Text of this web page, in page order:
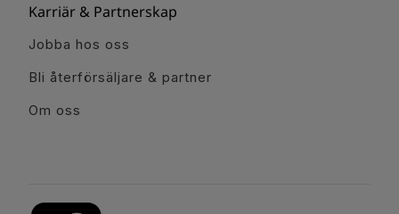
Karriär & Partnerskap
Jobba hos oss
Bli återförsäljare & partner
Om oss